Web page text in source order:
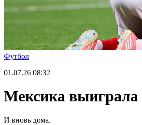
Футбол
01.07.26 08:32
Мексика выиграла
И вновь дома.